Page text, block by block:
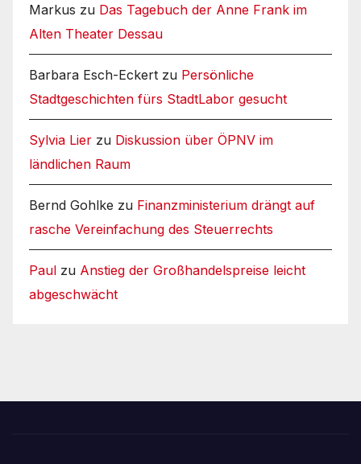
Markus zu Das Tagebuch der Anne Frank im
Alten Theater Dessau
Barbara Esch-Eckert zu Persönliche
Stadtgeschichten fürs StadtLabor gesucht
Sylvia Lier zu Diskussion über ÖPNV im
ländlichen Raum
Bernd Gohlke zu Finanzministerium drängt auf
rasche Vereinfachung des Steuerrechts
Paul zu Anstieg der Großhandelspreise leicht
abgeschwächt